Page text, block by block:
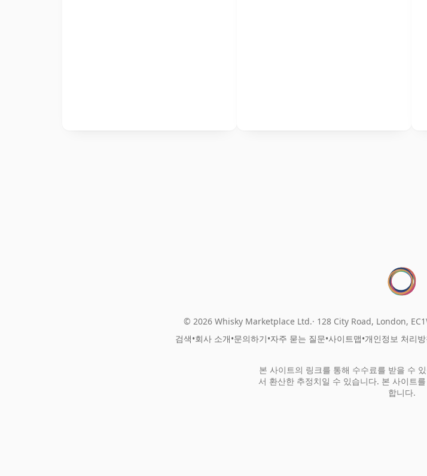
© 2026 Whisky Marketplace Ltd. 128 City Road, London,
검색•회사 소개•문의하기•자주 묻는 질문•사이트맵•개인정보 처리방
본 사이트의 링크를 통해 수수료를 받을 수
서 환산한 추정치일 수 있습니다. 본 사이트
합니다.